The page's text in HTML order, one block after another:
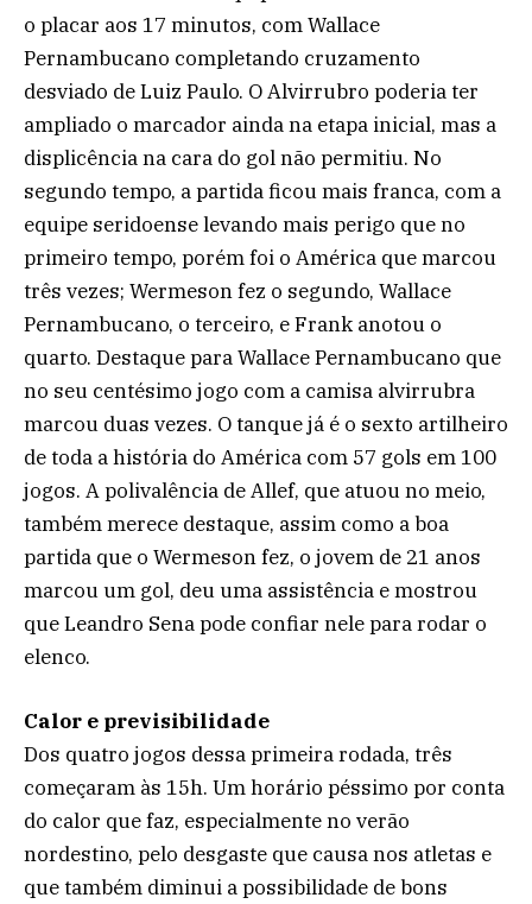
o placar aos 17 minutos, com Wallace
Pernambucano completando cruzamento
desviado de Luiz Paulo. O Alvirrubro poderia ter
ampliado o marcador ainda na etapa inicial, mas a
displicência na cara do gol não permitiu. No
segundo tempo, a partida ficou mais franca, com a
equipe seridoense levando mais perigo que no
primeiro tempo, porém foi o América que marcou
três vezes; Wermeson fez o segundo, Wallace
Pernambucano, o terceiro, e Frank anotou o
quarto. Destaque para Wallace Pernambucano que
no seu centésimo jogo com a camisa alvirrubra
marcou duas vezes. O tanque já é o sexto artilheiro
de toda a história do América com 57 gols em 100
jogos. A polivalência de Allef, que atuou no meio,
também merece destaque, assim como a boa
partida que o Wermeson fez, o jovem de 21 anos
marcou um gol, deu uma assistência e mostrou
que Leandro Sena pode confiar nele para rodar o
elenco.
Calor e previsibilidade
Dos quatro jogos dessa primeira rodada, três
começaram às 15h. Um horário péssimo por conta
do calor que faz, especialmente no verão
nordestino, pelo desgaste que causa nos atletas e
que também diminui a possibilidade de bons